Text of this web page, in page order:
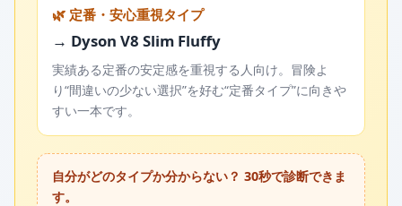
🌿 定番・安心重視タイプ
→ Dyson V8 Slim Fluffy
実績ある定番の安定感を重視する人向け。冒険よ
り“間違いの少ない選択”を好む“定番タイプ”に向きや
すい一本です。
自分がどのタイプか分からない？ 30秒で診断できま
す。